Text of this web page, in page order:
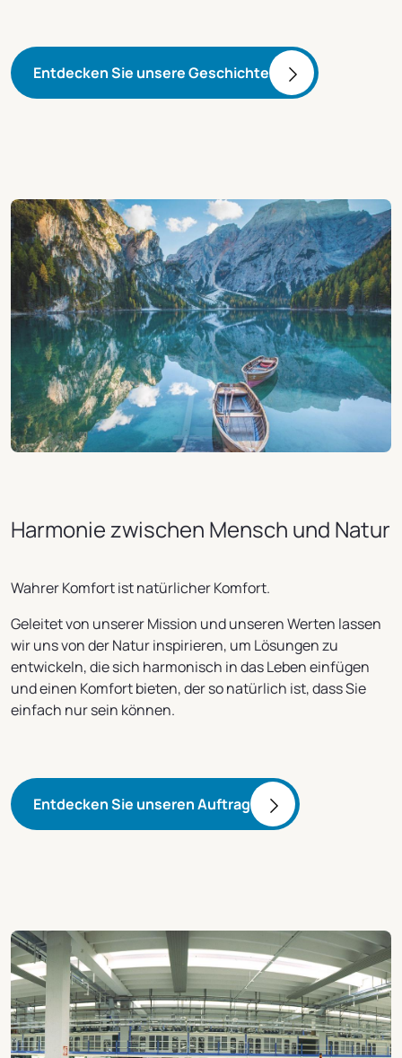
Entdecken Sie unsere Geschichte
Harmonie zwischen Mensch und Natur
Wahrer Komfort ist natürlicher Komfort.
Geleitet von unserer Mission und unseren Werten lassen
wir uns von der Natur inspirieren, um Lösungen zu
entwickeln, die sich harmonisch in das Leben einfügen
und einen Komfort bieten, der so natürlich ist, dass Sie
einfach nur sein können.
Entdecken Sie unseren Auftrag